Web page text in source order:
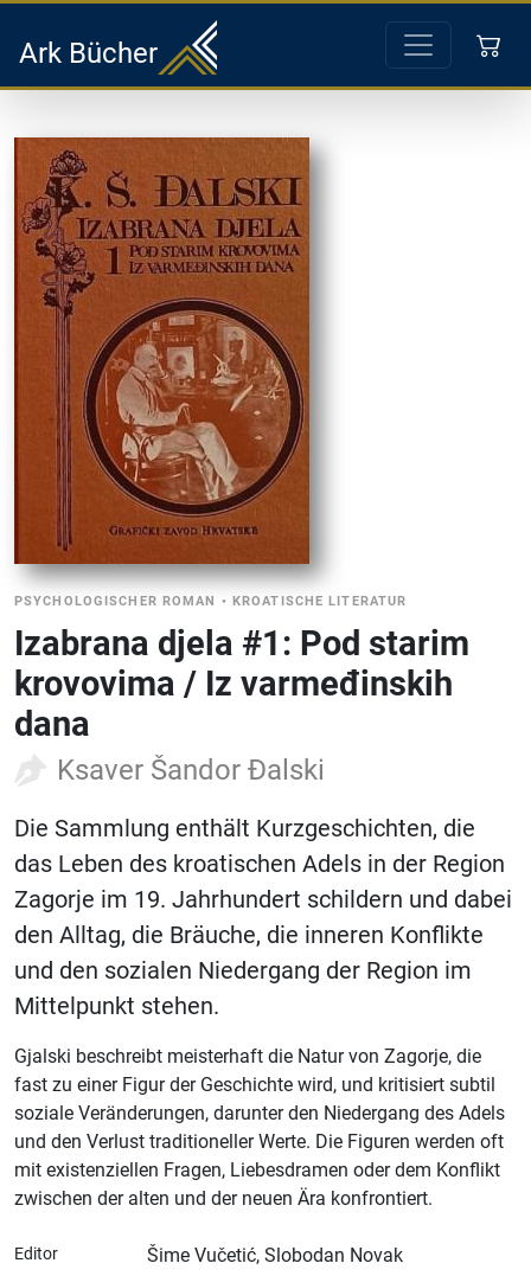
Ark Bücher
PSYCHOLOGISCHER ROMAN • KROATISCHE LITERATUR
Izabrana djela #1: Pod starim
krovovima / Iz varmeđinskih
dana
Ksaver Šandor Đalski
Die Sammlung enthält Kurzgeschichten, die
das Leben des kroatischen Adels in der Region
Zagorje im 19. Jahrhundert schildern und dabei
den Alltag, die Bräuche, die inneren Konflikte
und den sozialen Niedergang der Region im
Mittelpunkt stehen.
Gjalski beschreibt meisterhaft die Natur von Zagorje, die
fast zu einer Figur der Geschichte wird, und kritisiert subtil
soziale Veränderungen, darunter den Niedergang des Adels
und den Verlust traditioneller Werte. Die Figuren werden oft
mit existenziellen Fragen, Liebesdramen oder dem Konflikt
zwischen der alten und der neuen Ära konfrontiert.
Editor Šime Vučetić, Slobodan Novak